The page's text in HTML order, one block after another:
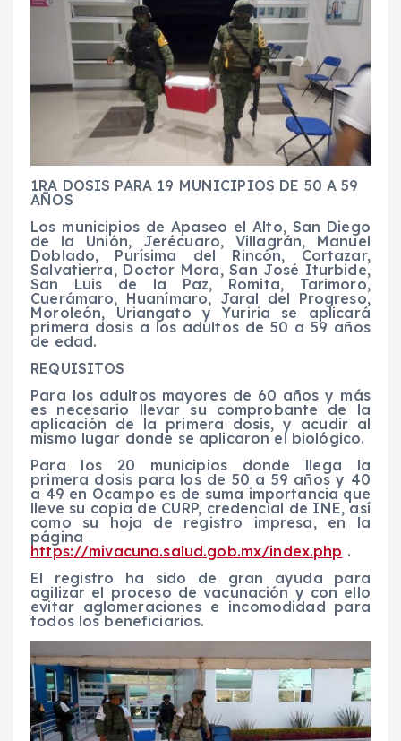
1RA DOSIS PARA 19 MUNICIPIOS DE 50 A 59
AÑOS
Los municipios deApaseo el Alto, San Diego
de la Unión, Jerécuaro, Villagrán, Manuel
Doblado, Purísima del Rincón, Cortazar,
Salvatierra, Doctor Mora,San José Iturbide,
San Luis de la Paz, Romita, Tarimoro,
Cuerámaro, Huanímaro, Jaral del Progreso,
Moroleón,Uriangato yYuriria se aplicará
primera dosis a los adultos de 50 a 59 años
de edad.
REQUISITOS
Para los adultos mayores de 60 años y más
es necesario llevar su comprobante de la
aplicación de la primera dosis, y acudir al
mismo lugar donde se aplicaron el biológico.
Para los 20 municipios donde llega la
primera dosis para los de 50 a 59 añosy 40
a 49 en Ocampo es de suma importancia que
lleve su copia de CURP, credencial de INE, así
como su hoja de registro impresa, en la
página
https://mivacuna.salud.gob.mx/index.php .
El registro ha sido de gran ayuda para
agilizar el proceso de vacunación y con ello
evitar aglomeraciones e incomodidad para
todos los beneficiarios.